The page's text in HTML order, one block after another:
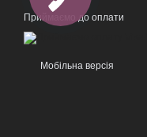
Приймаємо до оплати
Мобільна версія